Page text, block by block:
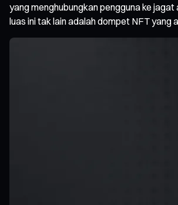
yang menghubungkan pengguna ke
luas ini tak lain adalah dompet NFT yang